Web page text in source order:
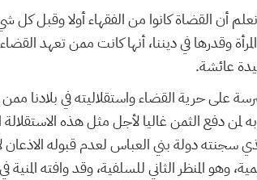
أن القضاة كانوا من الفقهاء أولا وقبل كل
وقدرها في ديننا، أنها كانت ممن تعهد
عائشة.
حرية القضاء واستقلاليته في بلادنا ممن
لمن دفع الثمن غاليا لأجل مثل هذه
سجنته دولة بني العباس لعدم قبوله الاذعان
المنظر الثاني للسلفية، وقد وافته المنية